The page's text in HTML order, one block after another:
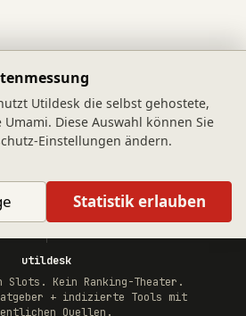
Utildesk die selbst gehostete,
Diese Auswahl können Sie
Einstellungen ändern.
Statistik erlauben
utildesk
Slots. Kein Ranking-Theater.
+ indizierte Tools mit
Quellen.
Methodologie
Datenschutz-Einstellungen